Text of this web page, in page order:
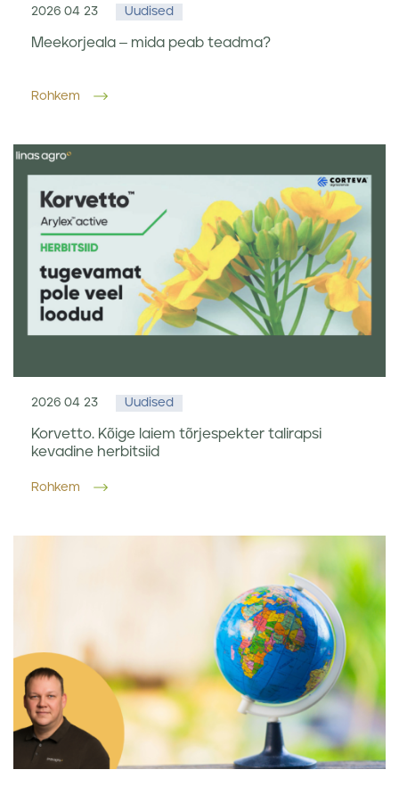
2026 04 23 Uudised
Meekorjeala – mida peab teadma?
Rohkem
2026 04 23 Uudised
Korvetto. Kõige laiem tõrjespekter talirapsi
kevadine herbitsiid
Rohkem